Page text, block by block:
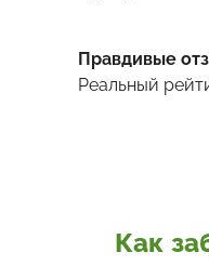
Правдивые
Реальный
Как